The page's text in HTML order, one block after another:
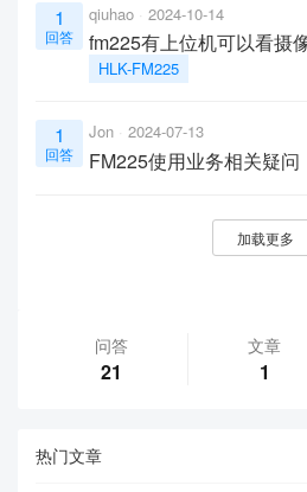
1
回答
qiuhao 2024-10-14
fm225有上位机可以看摄
HLK-FM225
1
回答
Jon 2024-07-13
FM225使用业务相关疑问
加载更多
问答
21
文章
1
热门文章